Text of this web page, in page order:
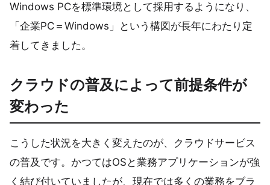
Windows PCを標準環境として採用するようになり、
「企業PC＝Windows」という構図が長年にわたり定
着してきました。
クラウドの普及によって前提条件が
変わった
こうした状況を大きく変えたのが、クラウドサービス
の普及です。かつてはOSと業務アプリケーションが強
く結び付いていましたが、現在では多くの業務をブラ